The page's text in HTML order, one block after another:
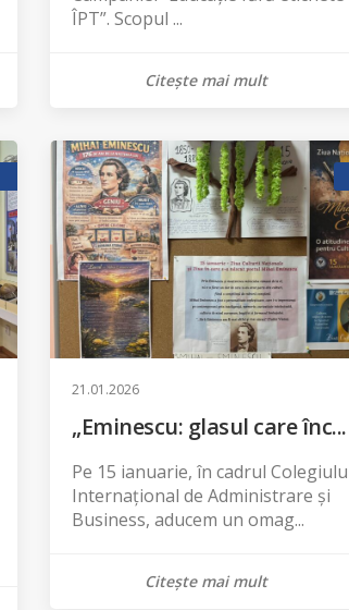
ÎPT”. Scopul ...
Citește mai mult
21.01.2026
„Eminescu: glasul care înc...
Pe 15 ianuarie, în cadrul
Internațional de Administrare și
Business, aducem un omag...
Citește mai mult